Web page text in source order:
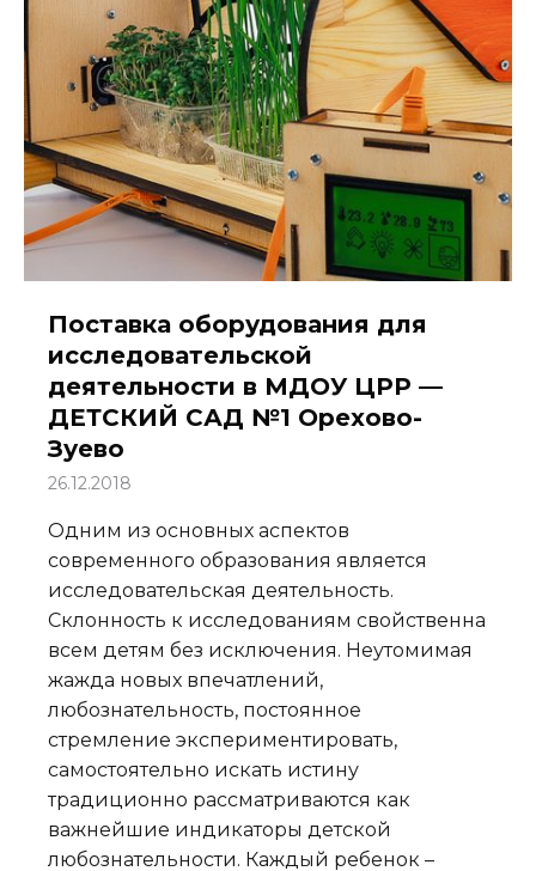
Поставка оборудования для
исследовательской
деятельности в МДОУ ЦРР —
ДЕТСКИЙ САД №1 Орехово-
Зуево
26.12.2018
Одним из основных аспектов
современного образования является
исследовательская деятельность.
Склонность к исследованиям свойственна
всем детям без исключения. Неутомимая
жажда новых впечатлений,
любознательность, постоянное
стремление экспериментировать,
самостоятельно искать истину
традиционно рассматриваются как
важнейшие индикаторы детской
любознательности. Каждый ребенок –